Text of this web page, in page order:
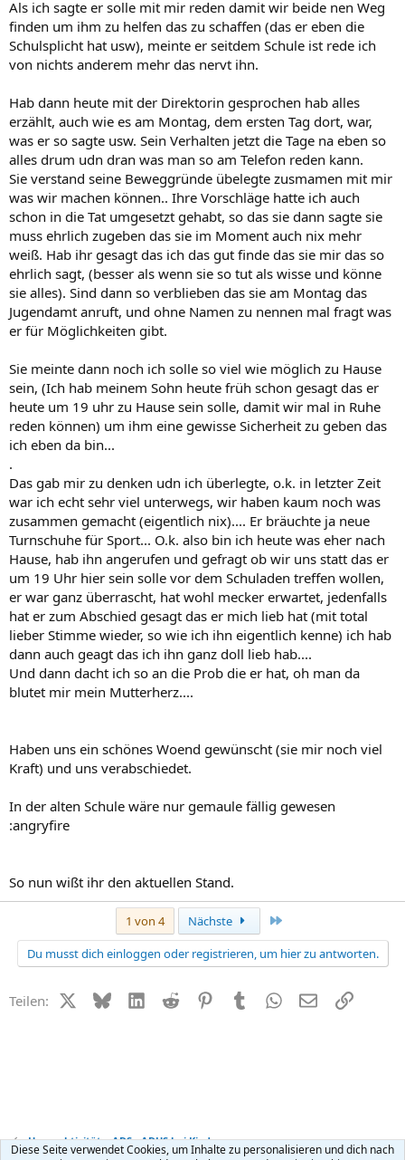
Als ich sagte er solle mit mir reden damit wir beide nen Weg
finden um ihm zu helfen das zu schaffen (das er eben die
Schulsplicht hat usw), meinte er seitdem Schule ist rede ich
von nichts anderem mehr das nervt ihn.
Hab dann heute mit der Direktorin gesprochen hab alles
erzählt, auch wie es am Montag, dem ersten Tag dort, war,
was er so sagte usw. Sein Verhalten jetzt die Tage na eben so
alles drum udn dran was man so am Telefon reden kann.
Sie verstand seine Beweggründe übelegte zusmamen mit mir
was wir machen können.. Ihre Vorschläge hatte ich auch
schon in die Tat umgesetzt gehabt, so das sie dann sagte sie
muss ehrlich zugeben das sie im Moment auch nix mehr
weiß. Hab ihr gesagt das ich das gut finde das sie mir das so
ehrlich sagt, (besser als wenn sie so tut als wisse und könne
sie alles). Sind dann so verblieben das sie am Montag das
Jugendamt anruft, und ohne Namen zu nennen mal fragt was
er für Möglichkeiten gibt.
Sie meinte dann noch ich solle so viel wie möglich zu Hause
sein, (Ich hab meinem Sohn heute früh schon gesagt das er
heute um 19 uhr zu Hause sein solle, damit wir mal in Ruhe
reden können) um ihm eine gewisse Sicherheit zu geben das
ich eben da bin...
.
Das gab mir zu denken udn ich überlegte, o.k. in letzter Zeit
war ich echt sehr viel unterwegs, wir haben kaum noch was
zusammen gemacht (eigentlich nix).... Er bräuchte ja neue
Turnschuhe für Sport... O.k. also bin ich heute was eher nach
Hause, hab ihn angerufen und gefragt ob wir uns statt das er
um 19 Uhr hier sein solle vor dem Schuladen treffen wollen,
er war ganz überrascht, hat wohl mecker erwartet, jedenfalls
hat er zum Abschied gesagt das er mich lieb hat (mit total
lieber Stimme wieder, so wie ich ihn eigentlich kenne) ich hab
dann auch geagt das ich ihn ganz doll lieb hab....
Und dann dacht ich so an die Prob die er hat, oh man da
blutet mir mein Mutterherz....
Haben uns ein schönes Woend gewünscht (sie mir noch viel
Kraft) und uns verabschiedet.
In der alten Schule wäre nur gemaule fällig gewesen
:angryfire
So nun wißt ihr den aktuellen Stand.
1 von 4 Nächste
Du musst dich einloggen oder registrieren, um hier zu antworten.
Teilen: X (Twitter)
BlueskyLinkedIn
Reddit PinterestTumblr WhatsApp
E-MailLink
Hyperaktivität + ADS - ADHS bei Kindern
Diese Seite verwendet Cookies, um Inhalte zu personalisieren und dich nach